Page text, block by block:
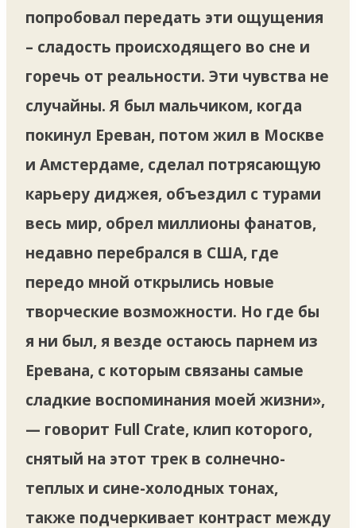
попробовал передать эти ощущения
– сладость происходящего во сне и
горечь от реальности. Эти чувства не
случайны. Я был мальчиком, когда
покинул Ереван, потом жил в Москве
и Амстердаме, сделал потрясающую
карьеру диджея, объездил с турами
весь мир, обрел миллионы фанатов,
недавно перебрался в США, где
передо мной открылись новые
творческие возможности. Но где бы
я ни был, я везде остаюсь парнем из
Еревана, с которым связаны самые
сладкие воспоминания моей жизни»,
— говорит Full Crate, клип которого,
снятый на этот трек в солнечно-
теплых и сине-холодных тонах,
также подчеркивает контраст между